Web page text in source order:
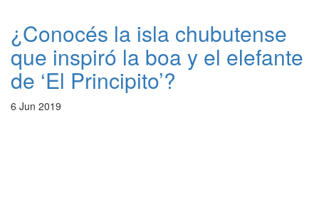
¿Conocés la isla chubutense
que inspiró la boa y el elefante
de ‘El Principito’?
6 Jun 2019